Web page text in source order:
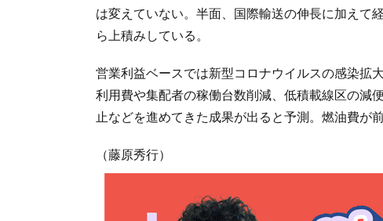
は変えていない。半面、国際輸送の伸長に加えて
ら上積みしている。
営業利益ベースでは新型コロナウイルスの感染拡
利用費や集配者の稼働台数削減、低積載線区の減
止などを進めてきた成果が出ると予測。燃油費が
（藤原秀行）